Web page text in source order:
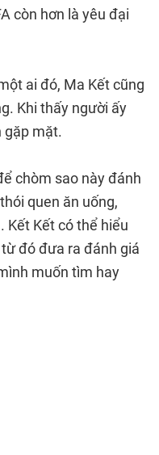
còn hơn là yêu đại
ai đó, Ma Kết cũng
Khi thấy người ấy
gặp mặt.
chòm sao này đánh
quen ăn uống,
Kết Kết có thể hiểu
đó đưa ra đánh giá
muốn tìm hay